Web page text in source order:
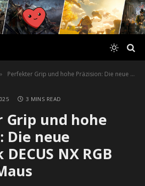
Perfekter Grip und hohe Präzision: Die neue Speedlink DECUS NX RGB Gaming Maus
3 MINS READ
Grip und hohe
Die neue
NX RGB